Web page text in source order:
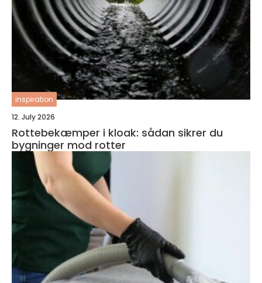
inspiration
12. July 2026
Rottebekæmper i kloak: sådan sikrer du
bygninger mod rotter